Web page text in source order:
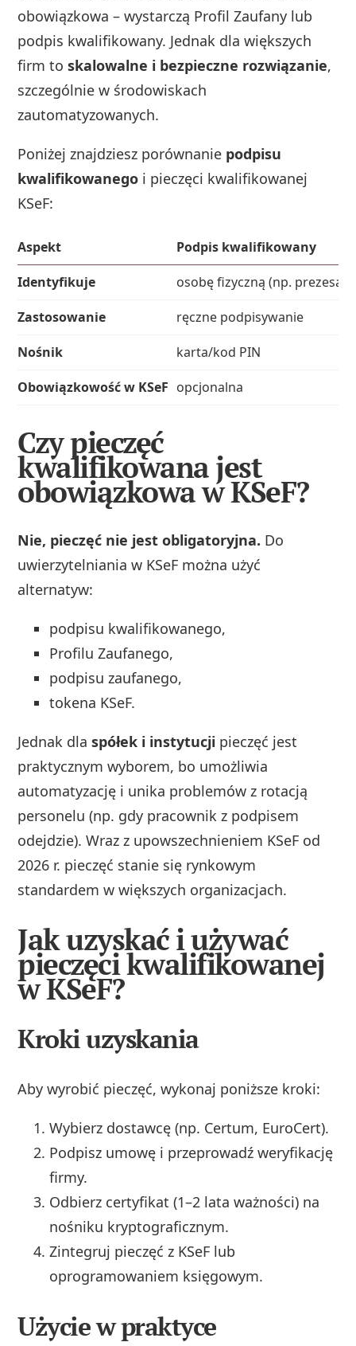
obowiązkowa – wystarczą Profil Zaufany lub
podpis kwalifikowany. Jednak dla większych
firm toskalowalne i bezpieczne rozwiązanie,
szczególnie w środowiskach
zautomatyzowanych.
Poniżej znajdziesz porównanie podpisu
kwalifikowanego i pieczęci kwalifikowanej
KSeF:
Aspekt Podpis kwalifikowany
Identyfikuje
osobę fizyczną (np. prezesa)
Zastosowanie
ręczne podpisywanie
Nośnik
karta/kod PIN
Obowiązkowość w KSeF opcjonalna
Czy pieczęć
kwalifikowana jest
obowiązkowa w KSeF?
Nie, pieczęć nie jest obligatoryjna. Do
uwierzytelniania w KSeF można użyć
alternatyw:
podpisu kwalifikowanego,
Profilu Zaufanego,
podpisu zaufanego,
tokena KSeF.
Jednak dlaspółek i instytucji pieczęć jest
praktycznym wyborem, bo umożliwia
automatyzację i unika problemów z rotacją
personelu (np. gdy pracownik z podpisem
odejdzie). Wraz z upowszechnieniem KSeF od
2026 r. pieczęć stanie się rynkowym
standardem w większych organizacjach.
Jak uzyskać i używać
pieczęci kwalifikowanej
w KSeF?
Kroki uzyskania
Aby wyrobić pieczęć, wykonaj poniższe kroki:
Wybierz dostawcę (np. Certum, EuroCert).
Podpisz umowę i przeprowadź weryfikację
firmy.
Odbierz certyfikat (1–2 lata ważności) na
nośniku kryptograficznym.
Zintegruj pieczęć z KSeF lub
oprogramowaniem księgowym.
Użycie w praktyce